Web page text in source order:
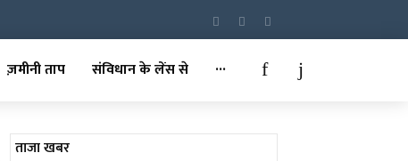
ज़मीनी ताप संविधान के लेंस से ···
ताजा खबर